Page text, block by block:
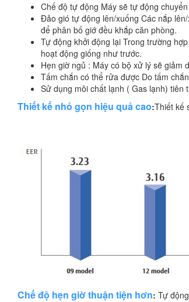
Chế độ tự động Máy sẽ tự động
Đảo gió tự động lên/xuống Các nắp
để phân bố giớ đều khắp căn phòng.
Tự động khởi động lại Trong trường
hoạt động giống như trước.
Hẹn giờ ngủ : Máy có bộ xử lý sẽ giảm
Tấm chắn có thể rửa được Do tấm
Sử dụng môi chất lạnh ( Gas lạnh)
Thiết kế nhỏ gọn hiệu quả cao:Thiết kế
Chế độ hẹn giờ thuận tiện hơn: Tự